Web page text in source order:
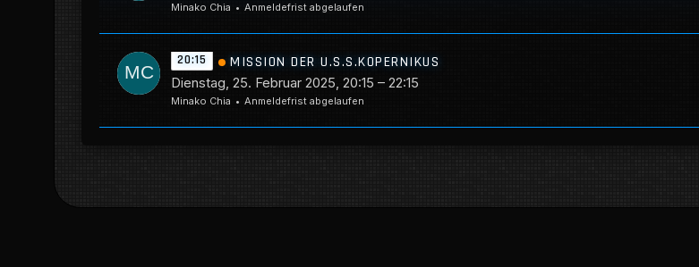
Minako Chia Anmeldefrist abgelaufen
20:15 MISSION DER U.S.S.KOPERNIKUS
Dienstag, 25. Februar 2025, 20:15 – 22:15
Minako Chia Anmeldefrist abgelaufen